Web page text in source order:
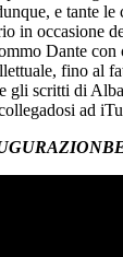
e tante
in occasione
Dante
fino al
gli scritti di
ad